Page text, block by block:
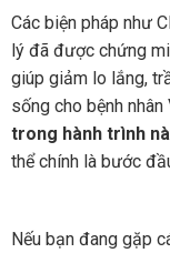
Các biện pháp như
lý đã được chứng
giúp giảm lo lắng,
sống cho bệnh nhân
trong hành trình
thể chính là bước
Nếu bạn đang gặp